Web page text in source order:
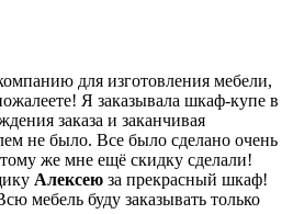
для изготовления мебели,
Я заказывала шкаф-купе в
заказа и заканчивая
не было. Все было сделано очень
же мне ещё скидку сделали!
Алексею за прекрасный шкаф!
мебель буду заказывать только